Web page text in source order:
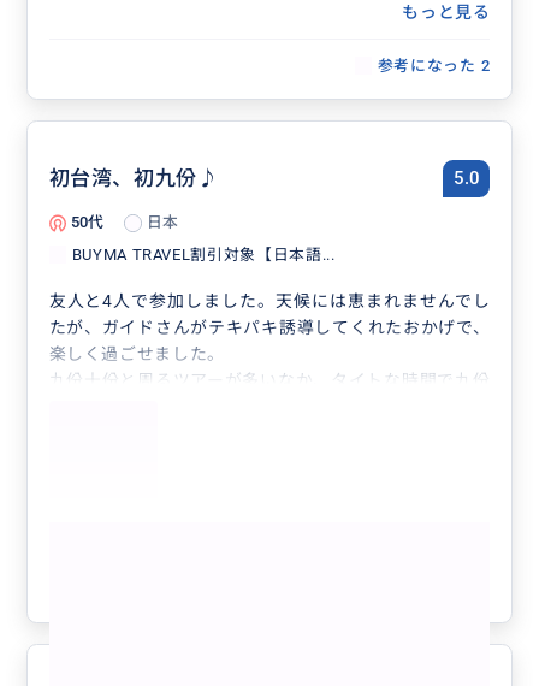
もっと見る
参考になった 2
初台湾、初九份♪ 5.0
50代
日本
BUYMA TRAVEL割引対象【日本語...
友人と4人で参加しました。天候には恵まれませんでし
たが、ガイドさんがテキパキ誘導してくれたおかげで、
楽しく過ごせました。
九份十份と周るツアーが多いなか、タイトな時間で九份